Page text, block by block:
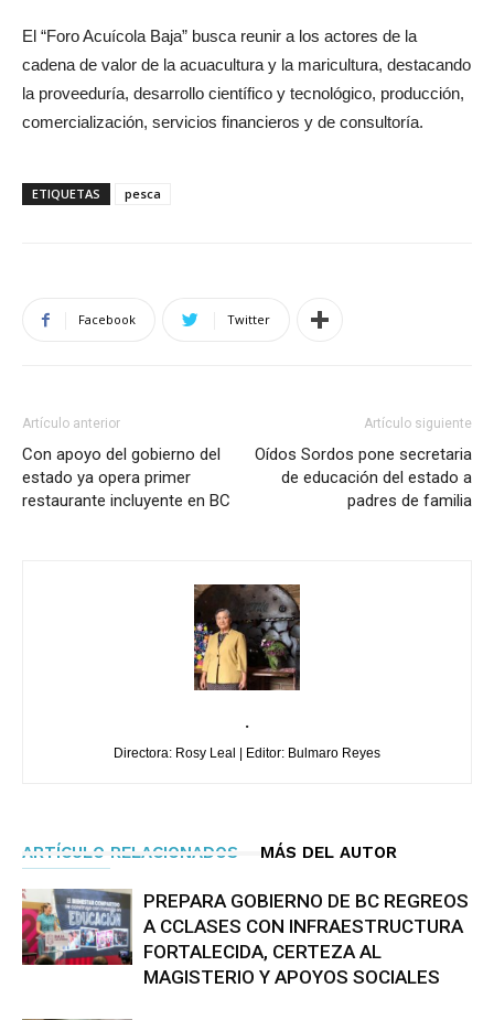
El “Foro Acuícola Baja” busca reunir a los actores de la
cadena de valor de la acuacultura y la maricultura, destacando
la proveeduría, desarrollo científico y tecnológico, producción,
comercialización, servicios financieros y de consultoría.
ETIQUETAS pesca
Facebook Twitter
Artículo anterior
Con apoyo del gobierno del
estado ya opera primer
restaurante incluyente en BC
Artículo siguiente
Oídos Sordos pone secretaria
de educación del estado a
padres de familia
.
Directora: Rosy Leal | Editor: Bulmaro Reyes
ARTÍCULO RELACIONADOS MÁS DEL AUTOR
PREPARA GOBIERNO DE BC REGREOS
A CCLASES CON INFRAESTRUCTURA
FORTALECIDA, CERTEZA AL
MAGISTERIO Y APOYOS SOCIALES